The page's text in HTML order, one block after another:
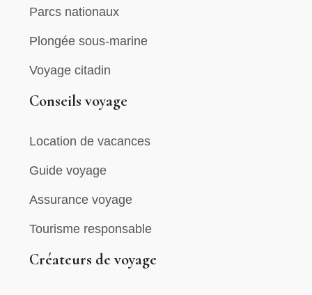
Parcs nationaux
Plongée sous-marine
Voyage citadin
Conseils voyage
Location de vacances
Guide voyage
Assurance voyage
Tourisme responsable
Créateurs de voyage